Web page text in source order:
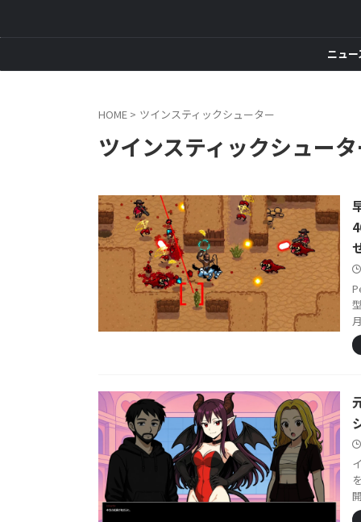
ニュー
HOME > ツインスティックシューター
ツインスティックシュー